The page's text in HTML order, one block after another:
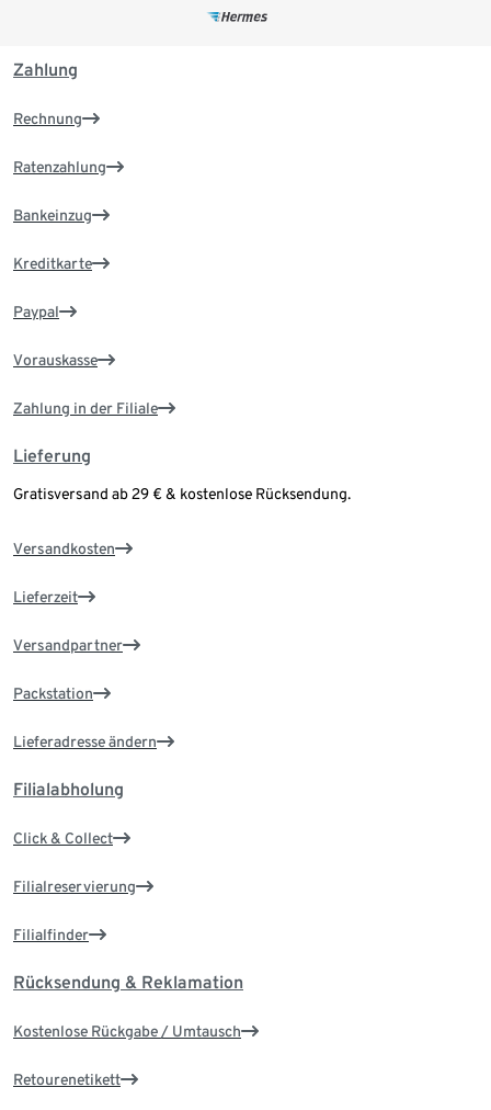
Zahlung
Rechnung
Ratenzahlung
Bankeinzug
Kreditkarte
Paypal
Vorauskasse
Zahlung in der Filiale
Lieferung
Gratisversand ab 29 € & kostenlose Rücksendung.
Versandkosten
Lieferzeit
Versandpartner
Packstation
Lieferadresse ändern
Filialabholung
Click & Collect
Filialreservierung
Filialfinder
Rücksendung & Reklamation
Kostenlose Rückgabe / Umtausch
Retourenetikett